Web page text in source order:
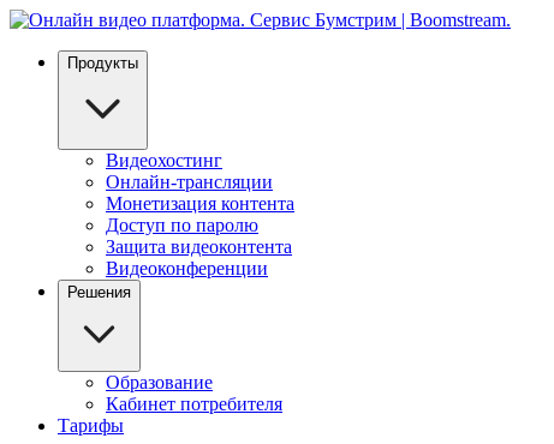
Продукты
Видеохостинг
Онлайн-трансляции
Монетизация контента
Доступ по паролю
Защита видеоконтента
Видеоконференции
Решения
Образование
Кабинет потребителя
Тарифы